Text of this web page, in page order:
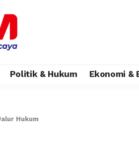
Politik & Hukum Ekonomi &
Hukum